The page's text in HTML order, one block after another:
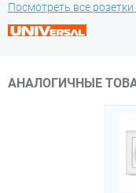
Посмотреть все розетки
АНАЛОГИЧНЫЕ